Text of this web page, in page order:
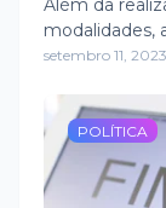
Turismo,
continua
a
Além da
modalidades,
setembro 11, 2023
POLÍTICA